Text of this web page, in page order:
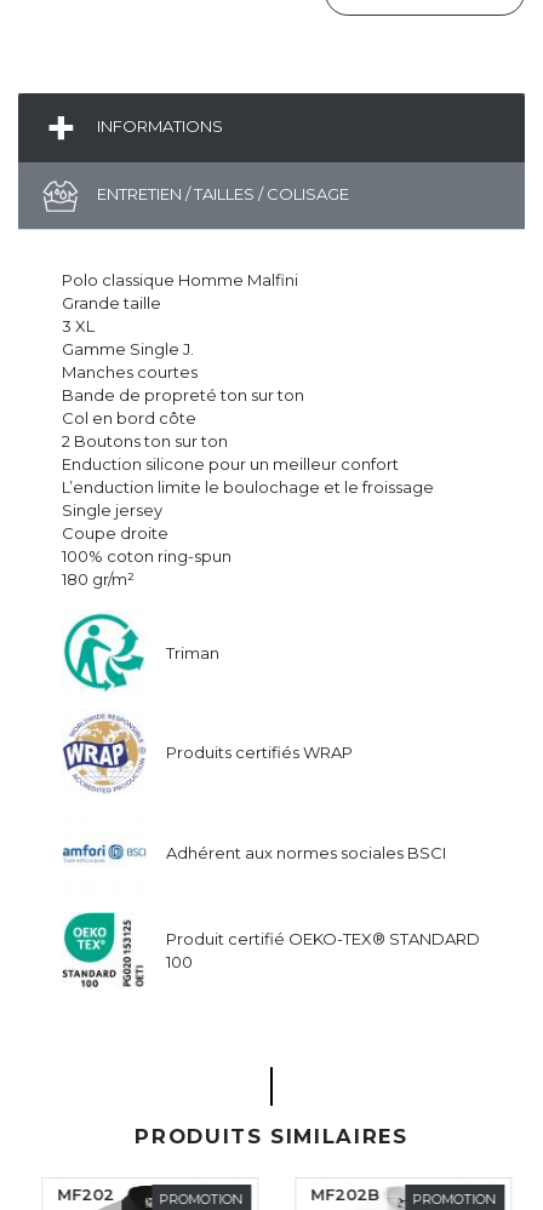
INFORMATIONS
ENTRETIEN / TAILLES / COLISAGE
Polo classique Homme Malfini
Grande taille
3 XL
Gamme Single J.
Manches courtes
Bande de propreté ton sur ton
Col en bord côte
2 Boutons ton sur ton
Enduction silicone pour un meilleur confort
L’enduction limite le boulochage et le froissage
Single jersey
Coupe droite
100% coton ring-spun
180 gr/m²
Triman
Produits certifiés WRAP
Adhérent aux normes sociales BSCI
Produit certifié OEKO-TEX® STANDARD
100
PRODUITS SIMILAIRES
PROMOTION
MF202 PROMOTION
MF202B